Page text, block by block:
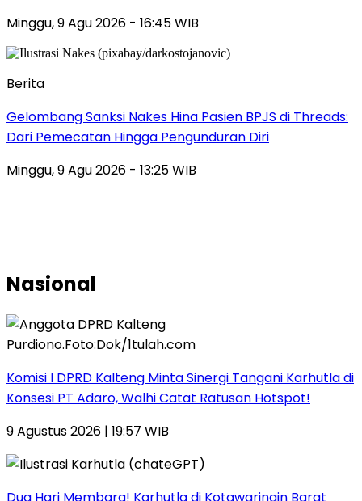
Minggu, 9 Agu 2026 - 16:45 WIB
Berita
Gelombang Sanksi Nakes Hina Pasien BPJS di Threads:
Dari Pemecatan Hingga Pengunduran Diri
Minggu, 9 Agu 2026 - 13:25 WIB
Nasional
Komisi I DPRD Kalteng Minta Sinergi Tangani Karhutla di
Konsesi PT Adaro, Walhi Catat Ratusan Hotspot!
9 Agustus 2026 | 19:57 WIB
Dua Hari Membara! Karhutla di Kotawaringin Barat